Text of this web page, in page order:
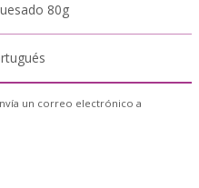
80g
un correo electrónico a